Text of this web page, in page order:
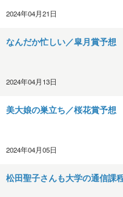
2024年04月21日
なんだか忙しい／皐月賞予想
2024年04月13日
美大娘の巣立ち／桜花賞予想
2024年04月05日
松田聖子さんも大学の通信課